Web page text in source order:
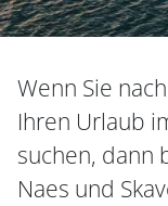
Wenn Sie
Ihren Urlaub
suchen, dann
Naes und